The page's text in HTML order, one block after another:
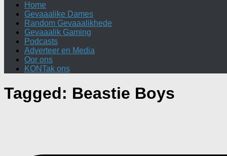
Home
Gevaaalike Dames
Random Gevaaalikhede
Gevaaalik Gaming
Podcasts
Adverteer en Media
Oor ons
KONTak ons
Tagged: Beastie Boys